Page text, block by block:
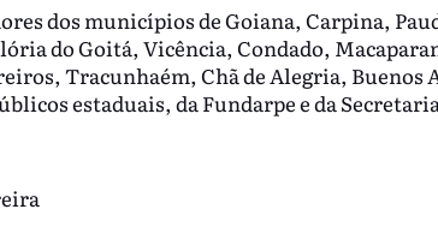
dos municípios de Goiana, Carpina,
do Goitá, Vicência, Condado,
Tracunhaém, Chã de Alegria, Buenos
estaduais, da Fundarpe e da